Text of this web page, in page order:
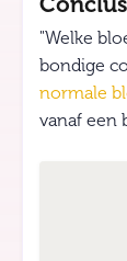
"Welke
bondige
normale
vanaf een